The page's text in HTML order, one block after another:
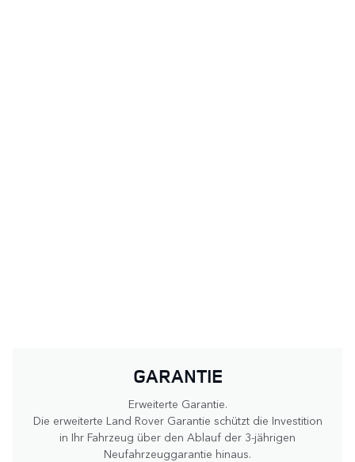
GARANTIE
Erweiterte Garantie.
Die erweiterte Land Rover Garantie schützt die Investition
in Ihr Fahrzeug über den Ablauf der 3-jährigen
Neufahrzeuggarantie hinaus.